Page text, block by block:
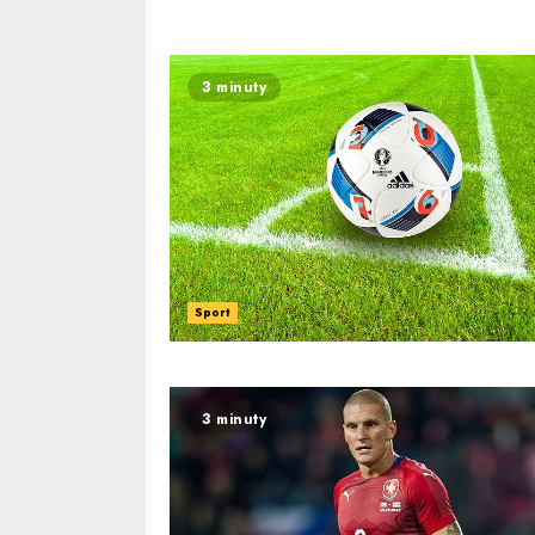
3 minuty
Sport
3 minuty